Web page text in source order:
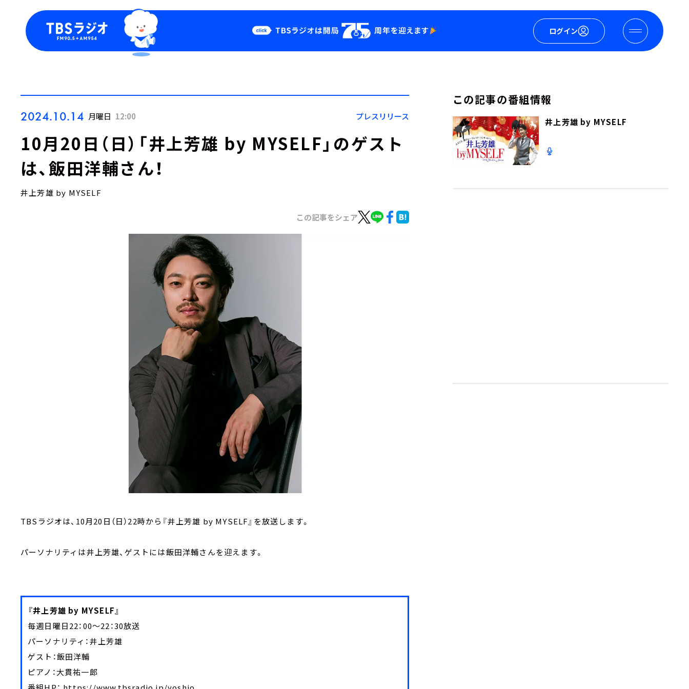
ログイン
Podcast
YouTube
会社情報
2024.10.14 月曜日 12:00 プレスリリース
10⽉20⽇（⽇）「井上芳雄 by MYSELF」のゲスト
は、飯⽥洋輔さん！
井上芳雄 by MYSELF
この記事をシェア
TBSラジオは、10⽉20⽇（⽇）22時から『井上芳雄 by MYSELF』を放送します。
パーソナリティは井上芳雄、ゲストには飯⽥洋輔さんを迎えます。
『井上芳雄 by MYSELF』
毎週日曜日22：00～22：30放送
パーソナリティ：井上芳雄
ゲスト：飯⽥洋輔
ピアノ：大貫祐一郎
この記事の番組情報
井上芳雄 by MYSELF